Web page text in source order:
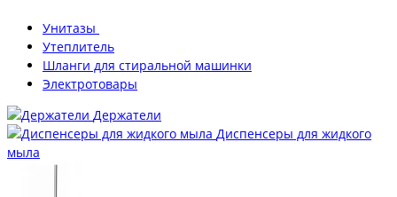
Унитазы
Утеплитель
Шланги для стиральной машинки
Электротовары
Держатели
Диспенсеры для жидкого
мыла